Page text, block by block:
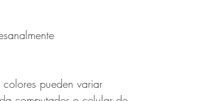
pueden variar